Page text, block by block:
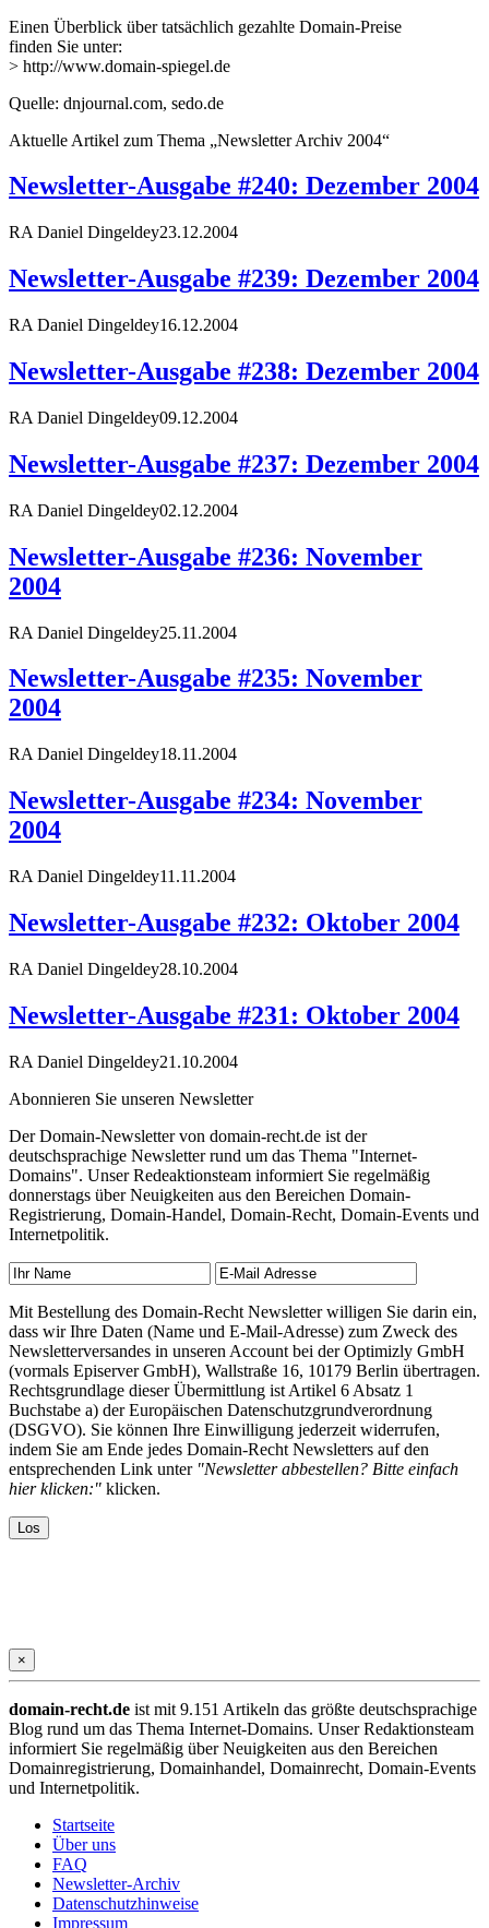
Einen Überblick über tatsächlich gezahlte Domain-Preise
finden Sie unter:
> http://www.domain-spiegel.de
Quelle: dnjournal.com, sedo.de
Aktuelle Artikel zum Thema „Newsletter Archiv 2004“
Newsletter-Ausgabe #240: Dezember 2004
RA Daniel Dingeldey23.12.2004
Newsletter-Ausgabe #239: Dezember 2004
RA Daniel Dingeldey16.12.2004
Newsletter-Ausgabe #238: Dezember 2004
RA Daniel Dingeldey09.12.2004
Newsletter-Ausgabe #237: Dezember 2004
RA Daniel Dingeldey02.12.2004
Newsletter-Ausgabe #236: November
2004
RA Daniel Dingeldey25.11.2004
Newsletter-Ausgabe #235: November
2004
RA Daniel Dingeldey18.11.2004
Newsletter-Ausgabe #234: November
2004
RA Daniel Dingeldey11.11.2004
Newsletter-Ausgabe #232: Oktober 2004
RA Daniel Dingeldey28.10.2004
Newsletter-Ausgabe #231: Oktober 2004
RA Daniel Dingeldey21.10.2004
Abonnieren Sie unseren Newsletter
Der Domain-Newsletter von domain-recht.de ist der
deutschsprachige Newsletter rund um das Thema "Internet-
Domains". Unser Redeaktionsteam informiert Sie regelmäßig
donnerstags über Neuigkeiten aus den Bereichen Domain-
Registrierung, Domain-Handel, Domain-Recht, Domain-Events und
Internetpolitik.
Mit Bestellung des Domain-Recht Newsletter willigen Sie darin ein,
dass wir Ihre Daten (Name und E-Mail-Adresse) zum Zweck des
Newsletterversandes in unseren Account bei der Optimizly GmbH
(vormals Episerver GmbH), Wallstraße 16, 10179 Berlin übertragen.
Rechtsgrundlage dieser Übermittlung ist Artikel 6 Absatz 1
Buchstabe a) der Europäischen Datenschutzgrundverordnung
(DSGVO). Sie können Ihre Einwilligung jederzeit widerrufen,
indem Sie am Ende jedes Domain-Recht Newsletters auf den
entsprechenden Link unter "Newsletter abbestellen? Bitte einfach
hier klicken:" klicken.
×
domain-recht.de ist mit 9.151 Artikeln das größte deutschsprachige
Blog rund um das Thema Internet-Domains. Unser Redaktionsteam
informiert Sie regelmäßig über Neuigkeiten aus den Bereichen
Domainregistrierung, Domainhandel, Domainrecht, Domain-Events
und Internetpolitik.
Startseite
Über uns
FAQ
Newsletter-Archiv
Datenschutzhinweise
Impressum